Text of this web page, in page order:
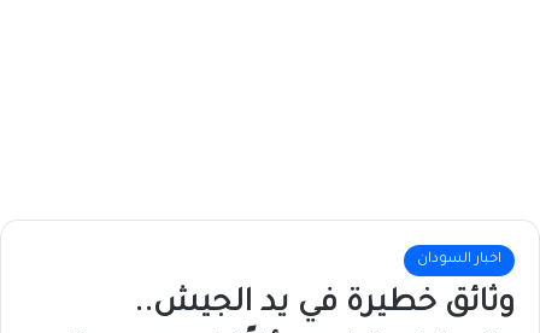
اخبار السودان
وثائق خطيرة في يد الجيش..